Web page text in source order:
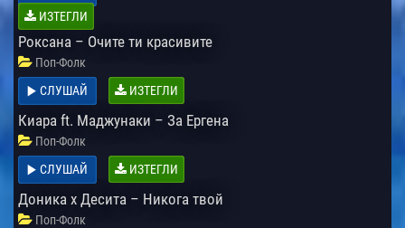
ИЗТЕГЛИ
Роксана – Очите ти красивите
Поп-Фолк
СЛУШАЙ
ИЗТЕГЛИ
Киара ft. Маджунаки – За Ергена
Поп-Фолк
СЛУШАЙ
ИЗТЕГЛИ
Доника х Десита – Никога твой
Поп-Фолк